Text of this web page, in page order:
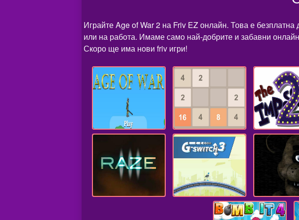
Играйте Age of War 2 на Friv EZ онлайн. Това е
или на работа. Имаме само най-добрите и забавни
Скоро ще има нови friv игри!